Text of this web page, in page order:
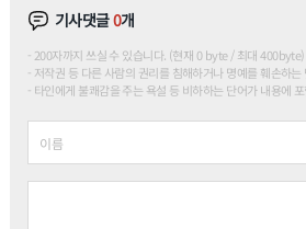
기사댓글0개
200자까지 쓰실 수 있습니다. (현재 0 byte / 최대 400byte)
저작권 등 다른 사람의 권리를 침해하거나 명예를 훼손하
타인에게 불쾌감을 주는 욕설 등 비하하는 단어가 내용에